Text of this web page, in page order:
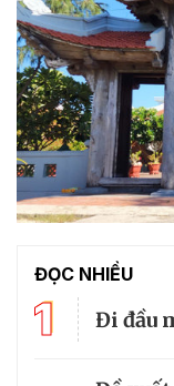
ĐỌC NHIỀU
1 Đi đầu